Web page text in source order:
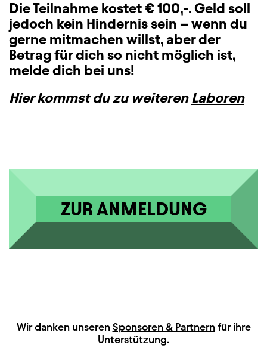
Die Teilnahme kostet € 100,-. Geld soll
jedoch kein Hindernis sein – wenn du
gerne mitmachen willst, aber der
Betrag für dich so nicht möglich ist,
melde dich bei uns!
Hier kommst du zu weiterenLaboren
ZUR ANMELDUNG
HAUPTSPONSOREN
Wir danken unseren Sponsoren & Partnernfür ihre
Unterstützung.